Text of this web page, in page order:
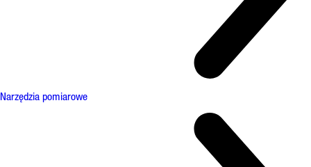
Narzędzia pomiarowe